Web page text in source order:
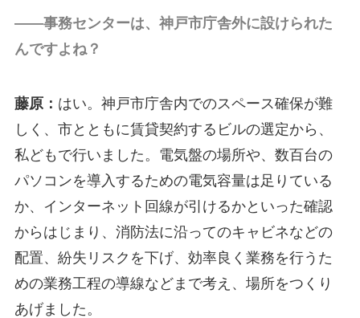
――事務センターは、神戸市庁舎外に設けられた
んですよね？
藤原： はい。神戸市庁舎内でのスペース確保が難
しく、市とともに賃貸契約するビルの選定から、
私どもで行いました。電気盤の場所や、数百台の
パソコンを導入するための電気容量は足りている
か、インターネット回線が引けるかといった確認
からはじまり、消防法に沿ってのキャビネなどの
配置、紛失リスクを下げ、効率良く業務を行うた
めの業務工程の導線などまで考え、場所をつくり
あげました。